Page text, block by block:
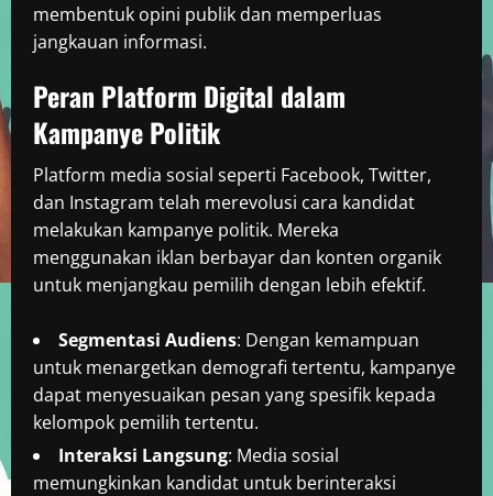
membentuk opini publik dan memperluas
jangkauan informasi.
Peran Platform Digital dalam
Kampanye Politik
Platform media sosial seperti Facebook, Twitter,
dan Instagram telah merevolusi cara kandidat
melakukan kampanye politik. Mereka
menggunakan iklan berbayar dan konten organik
untuk menjangkau pemilih dengan lebih efektif.
Segmentasi Audiens: Dengan kemampuan
untuk menargetkan demografi tertentu, kampanye
dapat menyesuaikan pesan yang spesifik kepada
kelompok pemilih tertentu.
Interaksi Langsung: Media sosial
memungkinkan kandidat untuk berinteraksi